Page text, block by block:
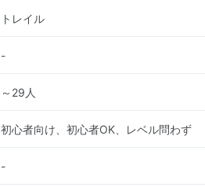
トレイル
-
～29人
初心者向け、初心者OK、レベル問わず
-